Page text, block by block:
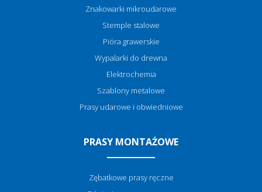
Znakowarki mikroudarowe
Stemple stalowe
Pióra grawerskie
Wypalarki do drewna
Elektrochemia
Szablony metalowe
Prasy udarowe i obwiedniowe
PRASY MONTAŻOWE
Zębatkowe prasy ręczne